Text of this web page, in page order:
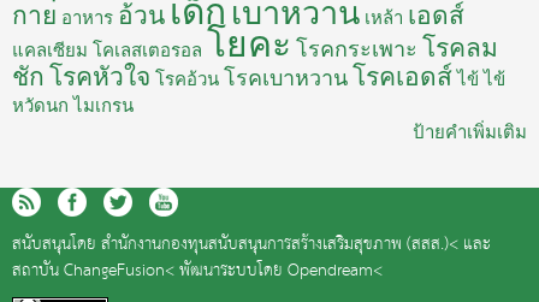
กาย อาหาร อ้วน เด็ก เบาหวาน เหล้า เอดส์
แคลเซียม โคเลสเตอรอล โยคะ โรคกระเพาะ โรคลม
ชัก โรคหัวใจ โรคอ้วน โรคเบาหวาน โรคเอดส์ ไข้ ไข้
หวัดนก ไมเกรน
ป้ายคำเพิ่มเติม
สนับสนุนโดย สำนักงานกองทุนสนับสนุนการสร้างเสริมสุขภาพ (สสส.)< และ
สถาบัน ChangeFusion<พัฒนาระบบโดย Opendream<